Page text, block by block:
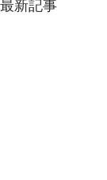
最新記事